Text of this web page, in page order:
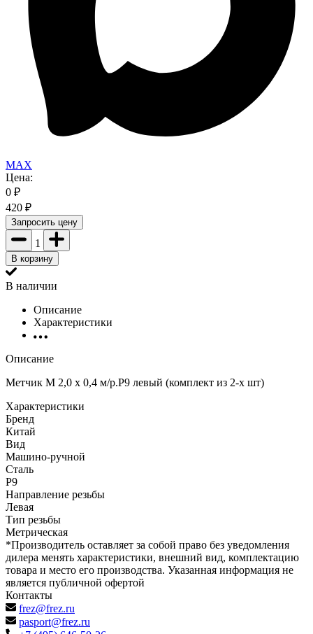
MAX
Цена:
0 ₽
420 ₽
Запросить цену
1
В корзину
В наличии
Описание
Характеристики
Описание
Метчик М 2,0 х 0,4 м/р.Р9 левый (комплект из 2-х шт)
Характеристики
Бренд
Китай
Вид
Машино-ручной
Сталь
Р9
Направление резьбы
Левая
Тип резьбы
Метрическая
*Производитель оставляет за собой право без уведомления
дилера менять характеристики, внешний вид, комплектацию
товара и место его производства. Указанная информация не
является публичной офертой
Контакты
frez@frez.ru
pasport@frez.ru